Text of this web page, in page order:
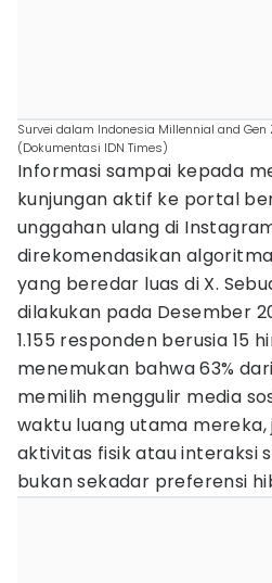
Survei dalam Indonesia Millennial and Gen
(Dokumentasi IDN Times)
Informasi sampai kepada
kunjungan aktif ke portal
unggahan ulang di
direkomendasikan
yang beredar luas di X.
dilakukan pada Desember
1.155 responden berusia 15
menemukan bahwa 63%
memilih menggulir media
waktu luang utama mereka,
aktivitas fisik atau interaksi
bukan sekadar preferensi